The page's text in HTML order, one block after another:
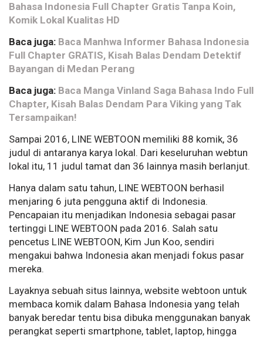
Bahasa Indonesia Full Chapter Gratis Tanpa Koin,
Komik Lokal Kualitas HD
Baca juga: Baca Manhwa Informer Bahasa Indonesia
Full Chapter GRATIS, Kisah Balas Dendam Detektif
Bayangan di Medan Perang
Baca juga: Baca Manga Vinland Saga Bahasa Indo Full
Chapter, Kisah Balas Dendam Para Viking yang Tak
Tersampaikan!
Sampai 2016, LINE WEBTOON memiliki 88 komik, 36
judul di antaranya karya lokal. Dari keseluruhan webtun
lokal itu, 11 judul tamat dan 36 lainnya masih berlanjut.
Hanya dalam satu tahun, LINE WEBTOON berhasil
menjaring 6 juta pengguna aktif di Indonesia.
Pencapaian itu menjadikan Indonesia sebagai pasar
tertinggi LINE WEBTOON pada 2016. Salah satu
pencetus LINE WEBTOON, Kim Jun Koo, sendiri
mengakui bahwa Indonesia akan menjadi fokus pasar
mereka.
Layaknya sebuah situs lainnya, website webtoon untuk
membaca komik dalam Bahasa Indonesia yang telah
banyak beredar tentu bisa dibuka menggunakan banyak
perangkat seperti smartphone, tablet, laptop, hingga